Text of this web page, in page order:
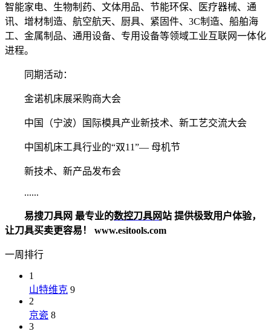
智能家电、生物制药、文体用品、节能环保、医疗器械、通
讯、增材制造、航空航天、厨具、紧固件、3C制造、船舶海
工、金属制品、通用设备、专用设备等领域工业互联网一体化
进程。
同期活动：
金诺机床展采购商大会
中国（宁波）国际模具产业新技术、新工艺交流大会
中国机床工具行业的“双11”— 母机节
新技术、新产品发布会
......
易搜刀具网 最专业的数控刀具网站 提供极致用户体验，
让刀具买卖更容易！ www.esitools.com
一周排行
1
山特维克 9
2
京瓷 8
3